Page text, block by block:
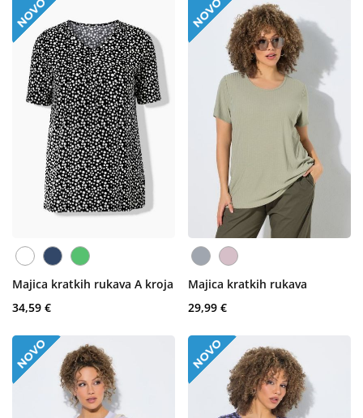
Majica kratkih rukava A kroja
34,59 €
Majica kratkih rukava
29,99 €